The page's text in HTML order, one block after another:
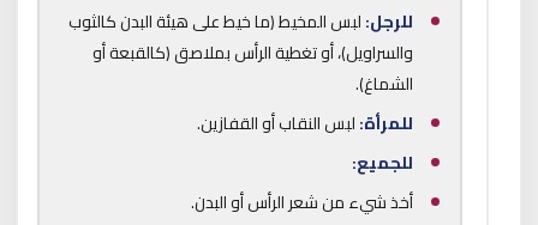
للرجل:لبس المخيط (ما خيط على هيئة البدن كالثوب
والسراويل)، أو تغطية الرأس بملاصق (كالقبعة أو
الشماغ).
للمرأة:لبس النقاب أو القفازين.
للجميع:
أخذ شيء من شعر الرأس أو البدن.